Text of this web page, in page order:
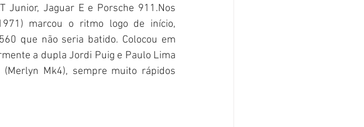
Junior, Jaguar E e Porsche 911.Nos
marcou o ritmo logo de início,
que não seria batido. Colocou em
a dupla Jordi Puig e Paulo Lima
Mk4), sempre muito rápidos